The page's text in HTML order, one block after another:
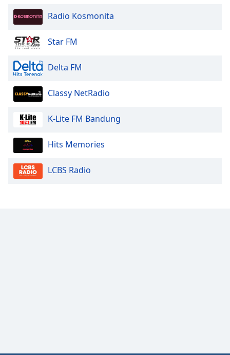
Radio Kosmonita
Star FM
Delta FM
Classy NetRadio
K-Lite FM Bandung
Hits Memories
LCBS Radio